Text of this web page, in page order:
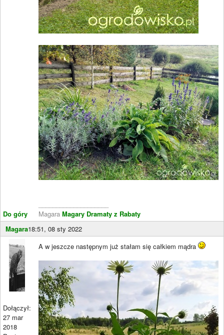
Do góry
Magara Magary Dramaty z Rabaty
Magara18:51, 08 sty 2022
Dołączył:
27 mar
2018
A w jeszcze następnym już stałam się całkiem mądra